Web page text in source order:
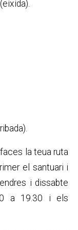
la teua ruta
el santuari i
i dissabte
a 19.30 i els